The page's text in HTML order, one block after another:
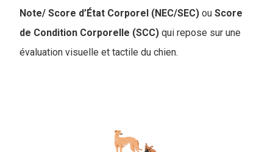
Note/ Score d’État Corporel (NEC/SEC) ou Score
de Condition Corporelle (SCC) qui repose sur une
évaluation visuelle et tactile du chien.